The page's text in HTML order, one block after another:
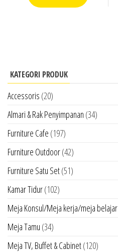
KATEGORI PRODUK
Accessoris (20)
Almari & Rak Penyimpanan (34)
Furniture Cafe (197)
Furniture Outdoor(42)
Furniture Satu Set(51)
Kamar Tidur(102)
Meja Konsul/Meja kerja/meja belajar
Meja Tamu (34)
Meja TV, Buffet & Cabinet(120)